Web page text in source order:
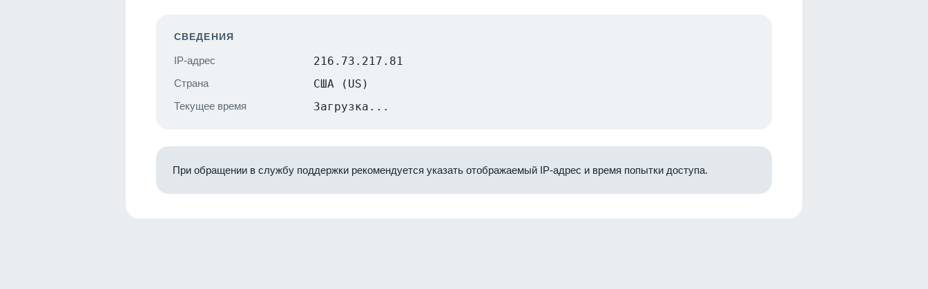
СВЕДЕНИЯ
IP-адрес 216.73.217.81
Страна США (US)
Текущее время Загрузка...
При обращении в службу поддержки рекомендуется указать отображаемый IP-адрес и время попытки доступа.